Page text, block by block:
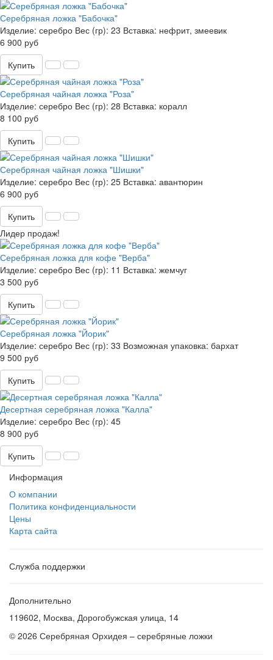
Серебряная ложка "Бабочка"
Изделие: серебро Вес (гр): 23 Вставка: нефрит, змеевик
6 900 руб
Купить
Серебряная чайная ложка "Роза"
Изделие: серебро Вес (гр): 28 Вставка: коралл
8 100 руб
Купить
Серебряная чайная ложка "Шишки"
Изделие: серебро Вес (гр): 25 Вставка: авантюрин
6 900 руб
Купить
Лидер продаж!
Серебряная ложка для кофе "Верба"
Изделие: серебро Вес (гр): 11 Вставка: жемчуг
3 500 руб
Купить
Серебряная ложка "Йорик"
Изделие: серебро Вес (гр): 33 Возможная упаковка: бархат
9 500 руб
Купить
Десертная серебряная ложка "Калла"
Изделие: серебро Вес (гр): 45
8 900 руб
Купить
Информация
О компании
Политика конфиденциальности
Цены
Карта сайта
Служба поддержки
Дополнительно
119602, Москва, Дорогобужская улица, 14
© 2026 Серебряная Орхидея – серебряные ложки